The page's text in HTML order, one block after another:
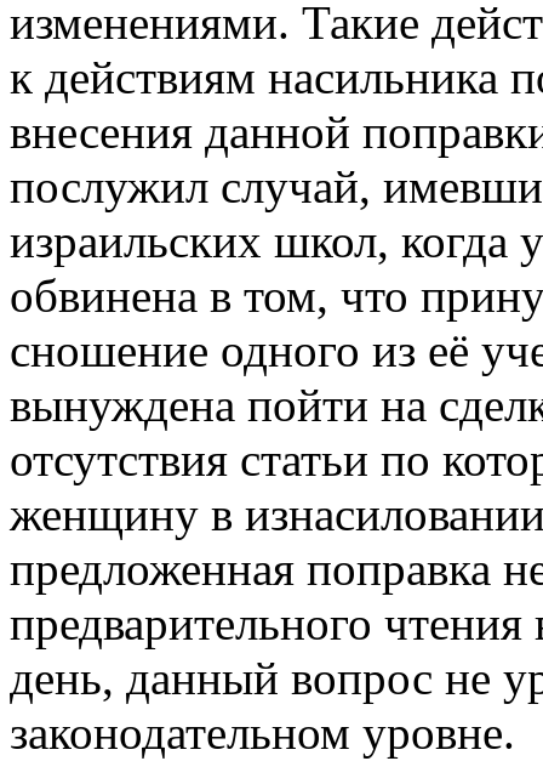
изменениями. Такие
к действиям насильника
внесения данной
послужил случай,
израильских школ,
обвинена в том, что
сношение одного из её
вынуждена пойти на
отсутствия статьи по
женщину в
предложенная поправка
предварительного
день, данный вопрос не
законодательном уровне.